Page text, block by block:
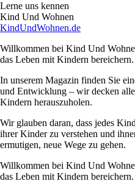
Lerne uns kennen
Kind Und Wohnen
KindUndWohnen.de
Willkommen bei Kind Und
das Leben mit Kindern
In unserem Magazin finden Sie
und Entwicklung – wir decken
Kindern herauszuholen.
Wir glauben daran, dass jedes
ihrer Kinder zu verstehen und
ermutigen, neue Wege zu gehen.
Willkommen bei Kind Und
das Leben mit Kindern